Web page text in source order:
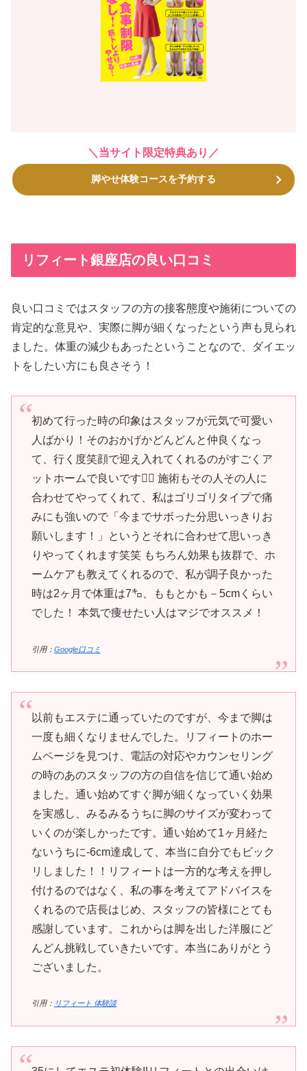
＼当サイト限定特典あり／
脚やせ体験コースを予約する
リフィート銀座店の良い口コミ
良い口コミではスタッフの方の接客態度や施術についての
肯定的な意見や、実際に脚が細くなったという声も見られ
ました。体重の減少もあったということなので、ダイエッ
トをしたい方にも良さそう！
初めて行った時の印象はスタッフが元気で可愛い
人ばかり！そのおかげかどんどんと仲良くなっ
て、行く度笑顔で迎え入れてくれるのがすごくア
ットホームで良いです🙆‍♀️ 施術もその人その人に
合わせてやってくれて、私はゴリゴリタイプで痛
みにも強いので「今までサボった分思いっきりお
願いします！」というとそれに合わせて思いっき
りやってくれます笑笑 もちろん効果も抜群で、ホ
ームケアも教えてくれるので、私が調子良かった
時は2ヶ月で体重は7㌔、ももとかも－5cmくらい
でした！ 本気で痩せたい人はマジでオススメ！
引用： Google口コミ
以前もエステに通っていたのですが、今まで脚は
一度も細くなりませんでした。リフィートのホー
ムページを見つけ、電話の対応やカウンセリング
の時のあのスタッフの方の自信を信じて通い始め
ました。通い始めてすぐ脚が細くなっていく効果
を実感し、みるみるうちに脚のサイズが変わって
いくのが楽しかったです。通い始めて1ヶ月経た
ないうちに-6cm達成して、本当に自分でもビック
リしました！！リフィートは一方的な考えを押し
付けるのではなく、私の事を考えてアドバイスを
くれるので店長はじめ、スタッフの皆様にとても
感謝しています。これからは脚を出した洋服にど
んどん挑戦していきたいです。本当にありがとう
ございました。
引用： リフィート 体験談